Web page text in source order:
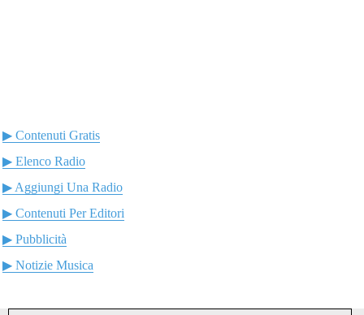
▶ Contenuti Gratis
▶ Elenco Radio
▶ Aggiungi Una Radio
▶ Contenuti Per Editori
▶ Pubblicità
▶ Notizie Musica